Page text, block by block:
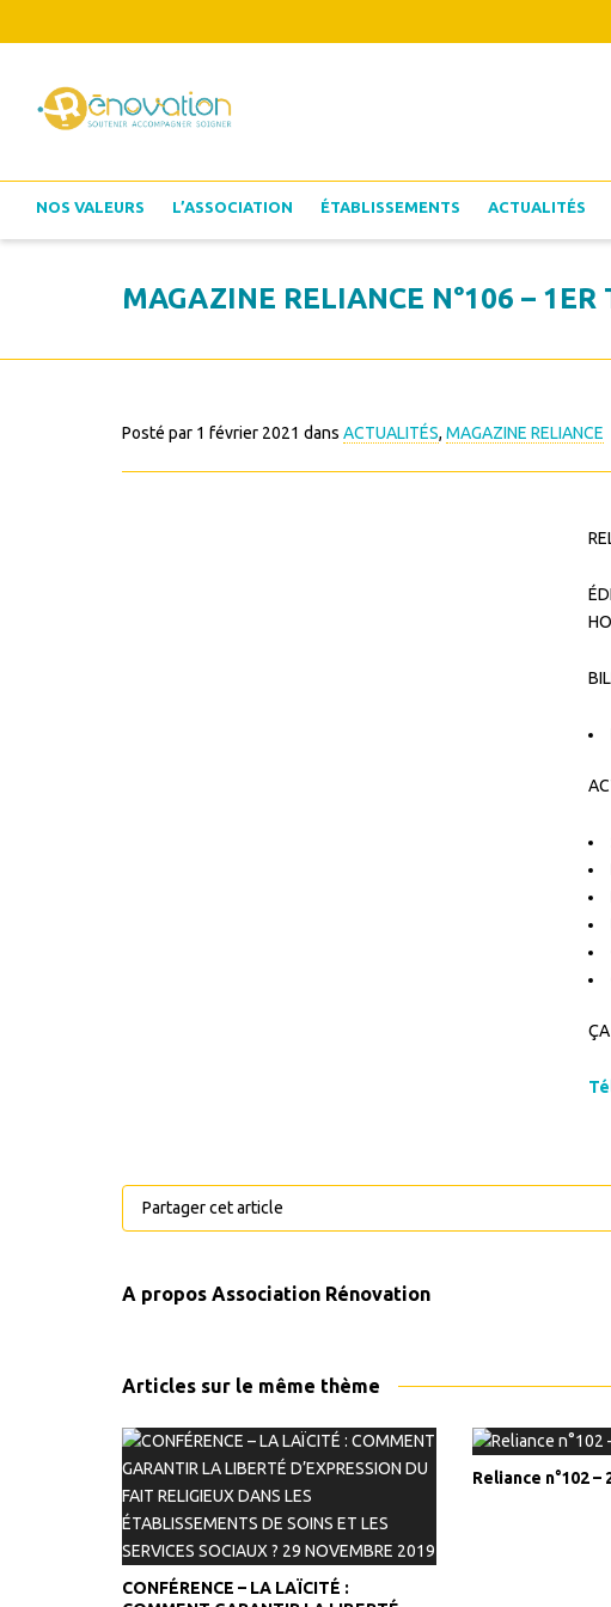
NOS VALEURS L’ASSOCIATION ÉTABLISSEMENTS ACTUALITÉS
MAGAZINE RELIANCE N°106 – 1ER
Posté par 1 février 2021 dans ACTUALITÉS, MAGAZINE RELIANCE
Partager cet article
A propos Association Rénovation
Articles sur le même thème
CONFÉRENCE – LA LAÏCITÉ :
Reliance n°102